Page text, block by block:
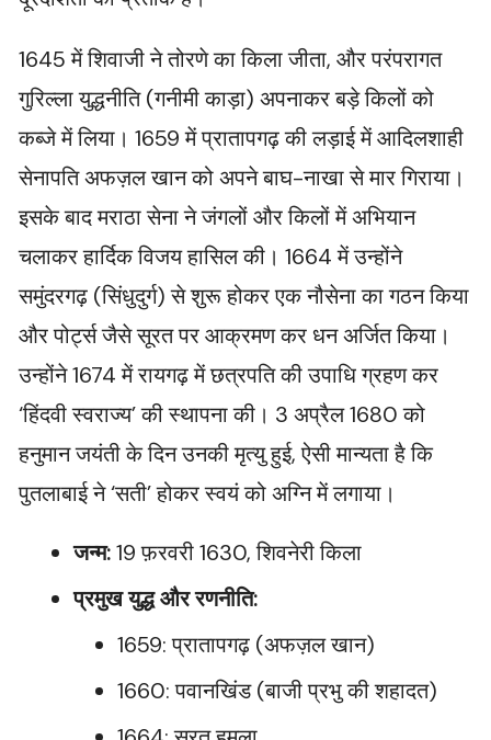
1645 में शिवाजी ने तोरणे का किला जीता, और परंपरागत
गुरिल्ला युद्धनीति (गनीमी काड़ा) अपनाकर बड़े किलों को
कब्जे में लिया। 1659 में प्रातापगढ़ की लड़ाई में आदिलशाही
सेनापति अफज़ल खान को अपने बाघ-नाखा से मार गिराया।
इसके बाद मराठा सेना ने जंगलों और किलों में अभियान
चलाकर हार्दिक विजय हासिल की। 1664 में उन्होंने
समुंदरगढ़ (सिंधुदुर्ग) से शुरू होकर एक नौसेना का गठन किया
और पोर्ट्स जैसे सूरत पर आक्रमण कर धन अर्जित किया।
उन्होंने 1674 में रायगढ़ में छत्रपति की उपाधि ग्रहण कर
‘हिंदवी स्वराज्य’ की स्थापना की। 3 अप्रैल 1680 को
हनुमान जयंती के दिन उनकी मृत्यु हुई, ऐसी मान्यता है कि
पुतलाबाई ने ‘सती’ होकर स्वयं को अग्नि में लगाया।
जन्म:19 फ़रवरी 1630, शिवनेरी किला
प्रमुख युद्ध और रणनीति:
1659: प्रातापगढ़ (अफज़ल खान)
1660: पवानखिंड (बाजी प्रभु की शहादत)